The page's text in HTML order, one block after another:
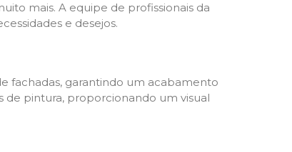
mais. A equipe de profissionais da
e desejos.
fachadas, garantindo um acabamento
de pintura, proporcionando um visual